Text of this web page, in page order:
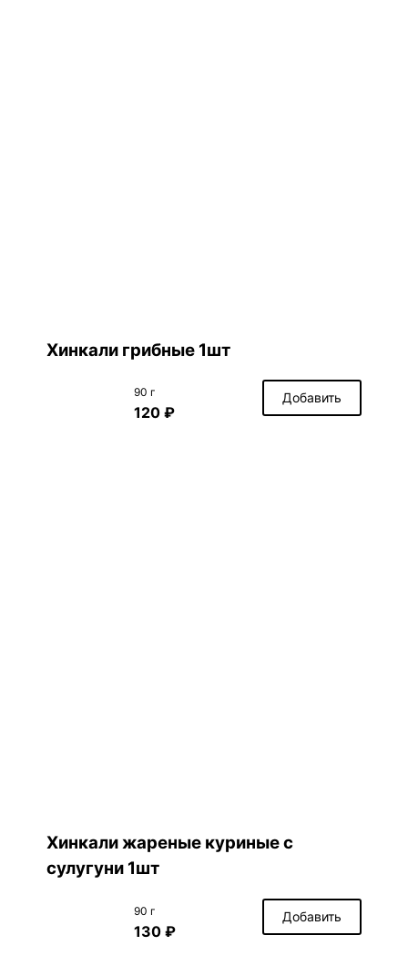
Хинкали грибные 1шт
90 г
120 ₽
Добавить
Хинкали жареные куриные с
сулугуни 1шт
90 г
130 ₽
Добавить